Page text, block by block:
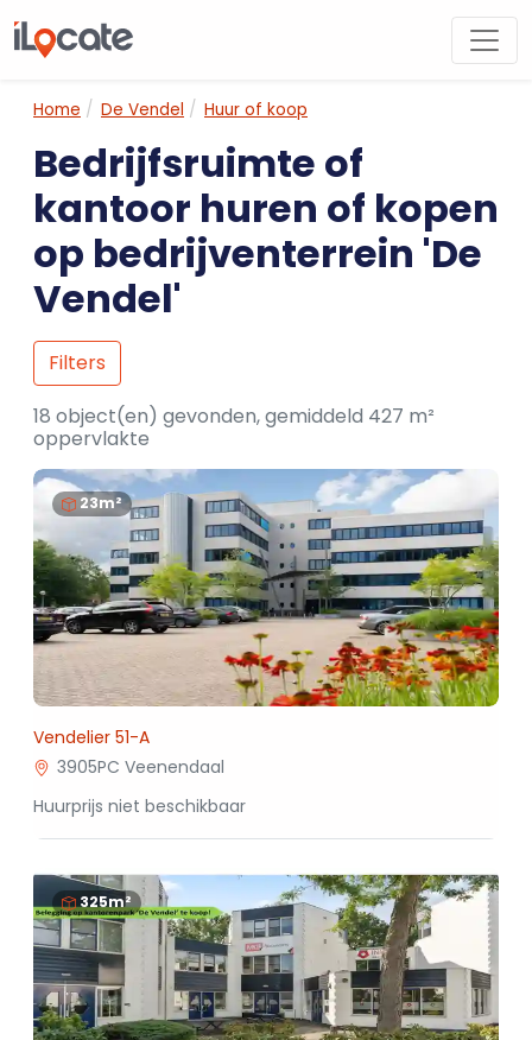
Home De Vendel Huur of koop
Bedrijfsruimte of
kantoor huren of kopen
op bedrijventerrein 'De
Vendel'
Filters
18 object(en) gevonden, gemiddeld 427 m²
oppervlakte
23m²
Vendelier 51-A
3905PC Veenendaal
Huurprijs niet beschikbaar
325m²